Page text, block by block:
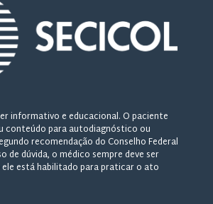
informativo e educacional. O paciente
conteúdo para autodiagnóstico ou
recomendação do Conselho Federal
de dúvida, o médico sempre deve ser
está habilitado para praticar o ato